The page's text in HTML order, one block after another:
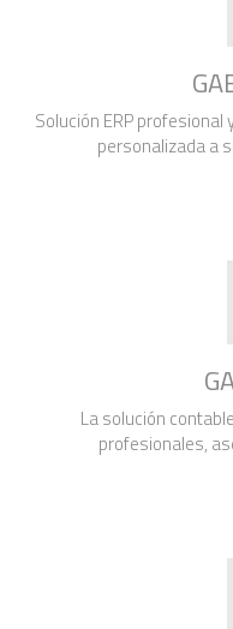
Solución ERP
personalizada a
La solución
profesionales,